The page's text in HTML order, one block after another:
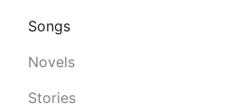
Songs
Novels
Stories